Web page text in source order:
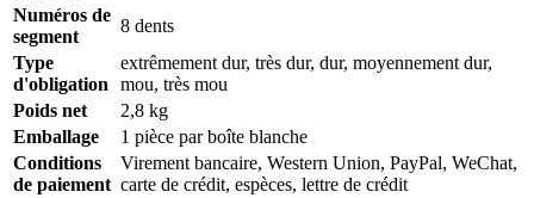
Numéros de
segment
8 dents
Type
d'obligation
extrêmement dur, très dur, dur, moyennement dur,
mou, très mou
Poids net
2,8 kg
Emballage
1 pièce par boîte blanche
Conditions
de paiement
Virement bancaire, Western Union, PayPal, WeChat,
carte de crédit, espèces, lettre de crédit